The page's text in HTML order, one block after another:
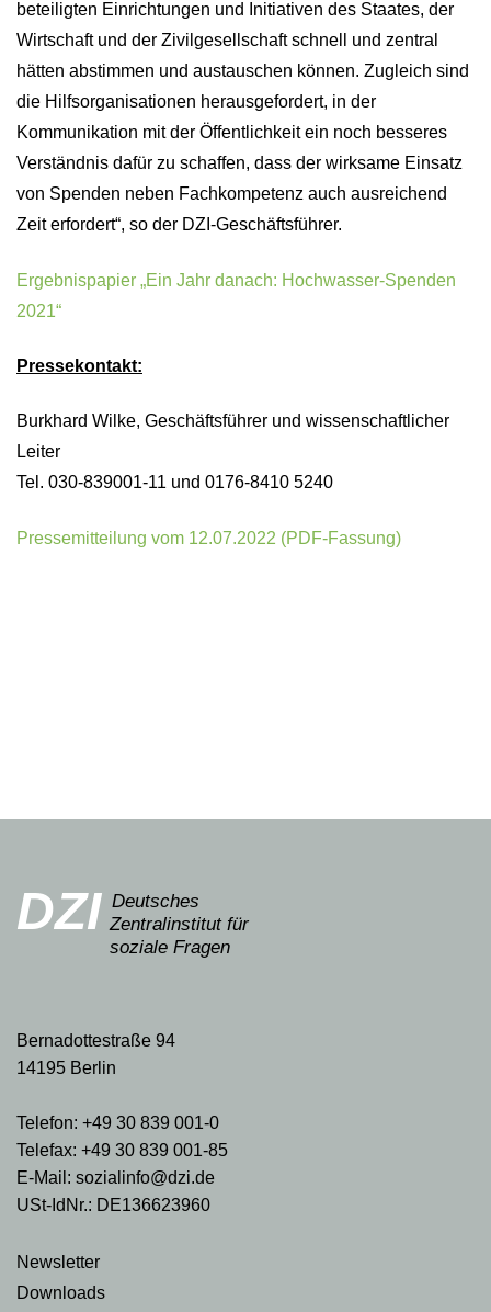
beteiligten Einrichtungen und Initiativen des Staates, der
Wirtschaft und der Zivilgesellschaft schnell und zentral
hätten abstimmen und austauschen können. Zugleich sind
die Hilfsorganisationen herausgefordert, in der
Kommunikation mit der Öffentlichkeit ein noch besseres
Verständnis dafür zu schaffen, dass der wirksame Einsatz
von Spenden neben Fachkompetenz auch ausreichend
Zeit erfordert“, so der DZI-Geschäftsführer.
Ergebnispapier „Ein Jahr danach: Hochwasser-Spenden
2021“
Pressekontakt:
Burkhard Wilke, Geschäftsführer und wissenschaftlicher
Leiter
Tel. 030-839001-11 und 0176-8410 5240
Pressemitteilung vom 12.07.2022 (PDF-Fassung)
DZI Deutsches
Zentralinstitut für
soziale Fragen
Bernadottestraße 94
14195 Berlin
Telefon: +49 30 839 001-0
Telefax: +49 30 839 001-85
E-Mail: sozialinfo@dzi.de
USt-IdNr.: DE136623960
Newsletter
Downloads